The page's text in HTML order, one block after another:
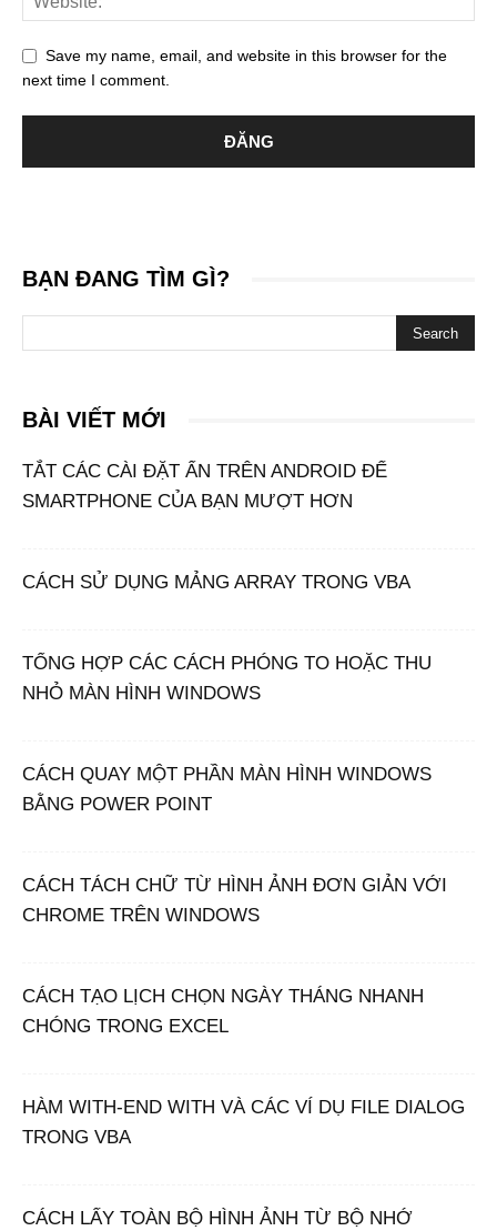
Save my name, email, and website in this browser for the
next time I comment.
BẠN ĐANG TÌM GÌ?
BÀI VIẾT MỚI
TẮT CÁC CÀI ĐẶT ẨN TRÊN ANDROID ĐỂ
SMARTPHONE CỦA BẠN MƯỢT HƠN
CÁCH SỬ DỤNG MẢNG ARRAY TRONG VBA
TỔNG HỢP CÁC CÁCH PHÓNG TO HOẶC THU
NHỎ MÀN HÌNH WINDOWS
CÁCH QUAY MỘT PHẦN MÀN HÌNH WINDOWS
BẰNG POWER POINT
CÁCH TÁCH CHỮ TỪ HÌNH ẢNH ĐƠN GIẢN VỚI
CHROME TRÊN WINDOWS
CÁCH TẠO LỊCH CHỌN NGÀY THÁNG NHANH
CHÓNG TRONG EXCEL
HÀM WITH-END WITH VÀ CÁC VÍ DỤ FILE DIALOG
TRONG VBA
CÁCH LẤY TOÀN BỘ HÌNH ẢNH TỪ BỘ NHỚ